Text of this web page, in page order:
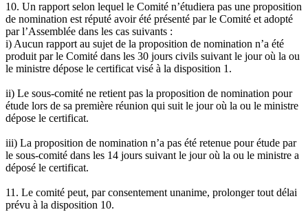
10. Un rapport selon lequel le Comité n’étudiera pas une proposition
de nomination est réputé avoir été présenté par le Comité et adopté
par l’Assemblée dans les cas suivants :
i) Aucun rapport au sujet de la proposition de nomination n’a été
produit par le Comité dans les 30 jours civils suivant le jour où la ou
le ministre dépose le certificat visé à la disposition 1.
ii) Le sous-comité ne retient pas la proposition de nomination pour
étude lors de sa première réunion qui suit le jour où la ou le ministre
dépose le certificat.
iii) La proposition de nomination n’a pas été retenue pour étude par
le sous-comité dans les 14 jours suivant le jour où la ou le ministre a
déposé le certificat.
11. Le comité peut, par consentement unanime, prolonger tout délai
prévu à la disposition 10.